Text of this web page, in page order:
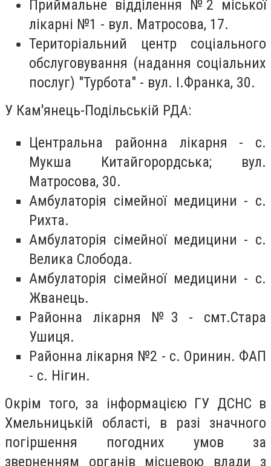
Приймальне відділення №2 міської
лікарні №1 - вул. Матросова, 17.
Територіальний центр соціального
обслуговування (надання соціальних
послуг) "Турбота" - вул. І.Франка, 30.
У Кам'янець-Подільській РДА:
Центральна районна лікарня - с.
Мукша Китайгорордська; вул.
Матросова, 30.
Амбулаторія сімейної медицини - с.
Рихта.
Амбулаторія сімейної медицини - с.
Велика Слобода.
Амбулаторія сімейної медицини - с.
Жванець.
Районна лікарня №3 - смт.Стара
Ушиця.
Районна лікарня №2 - с. Оринин. ФАП
- с. Нігин.
Окрім того, за інформацією ГУ ДСНС в
Хмельницькій області, в разі значного
погіршення погодних умов за
зверненням органів місцевою влади з